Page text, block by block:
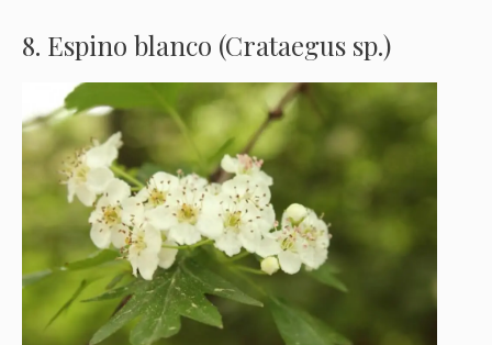
8. Espino blanco (Crataegus sp.)